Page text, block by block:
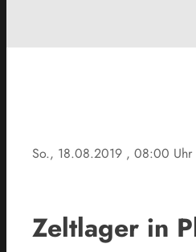
So., 18.08.2019 , 08:00 Uhr
Zeltlager in